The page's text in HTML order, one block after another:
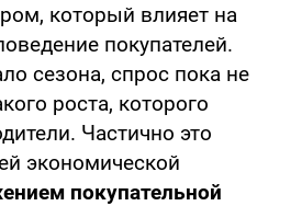
который влияет на
покупателей.
сезона, спрос пока не
роста, которого
Частично это
экономической
покупательной